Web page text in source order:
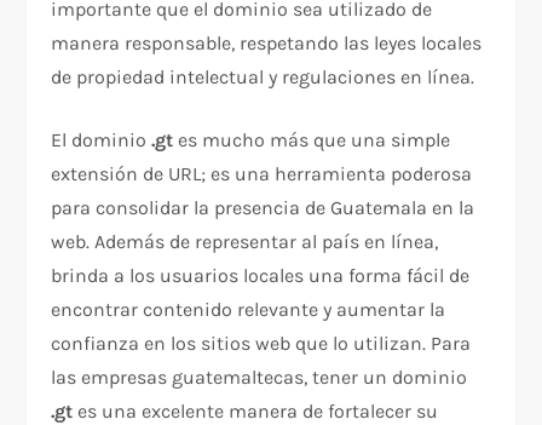
importante que el dominio sea utilizado de
manera responsable, respetando las leyes locales
de propiedad intelectual y regulaciones en línea.
El dominio.gt es mucho más que una simple
extensión de URL; es una herramienta poderosa
para consolidar la presencia de Guatemala en la
web. Además de representar al país en línea,
brinda a los usuarios locales una forma fácil de
encontrar contenido relevante y aumentar la
confianza en los sitios web que lo utilizan. Para
las empresas guatemaltecas, tener un dominio
.gt es una excelente manera de fortalecer su